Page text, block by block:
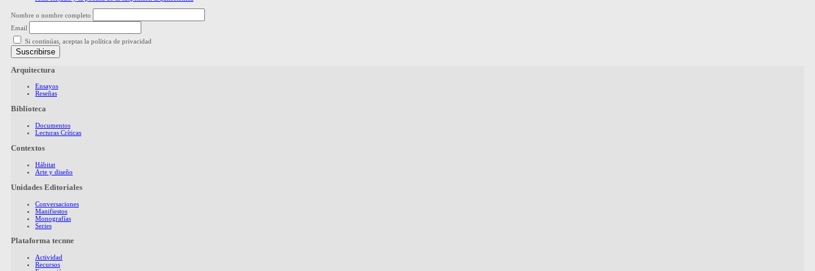
Nombre o nombre completo
Email
Si continúas, aceptas la política de privacidad
Arquitectura
Ensayos
Reseñas
Biblioteca
Documentos
Lecturas Críticas
Contextos
Hábitat
Arte y diseño
Unidades Editoriales
Conversaciones
Manifiestos
Monografías
Series
Plataforma tecnne
Actividad
Recursos